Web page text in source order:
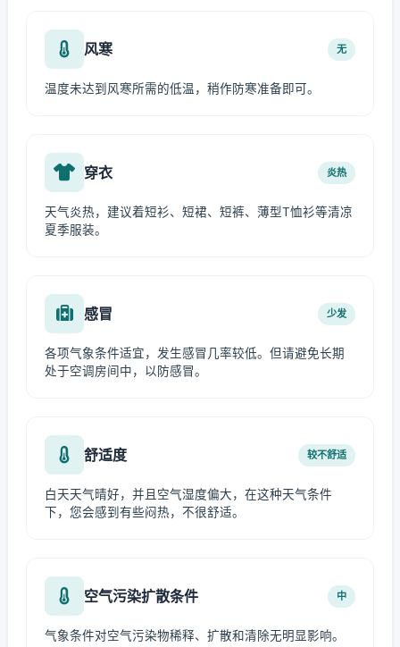
风寒 无
温度未达到风寒所需的低温，稍作防寒准备即可。
穿衣 炎热
天气炎热，建议着短衫、短裙、短裤、薄型T恤衫等清凉
夏季服装。
感冒 少发
各项气象条件适宜，发生感冒几率较低。但请避免长期
处于空调房间中，以防感冒。
舒适度 较不舒适
白天天气晴好，并且空气湿度偏大，在这种天气条件
下，您会感到有些闷热，不很舒适。
空气污染扩散条件 中
气象条件对空气污染物稀释、扩散和清除无明显影响。